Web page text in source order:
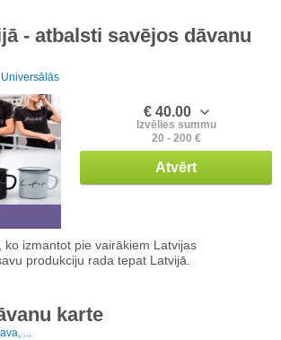
- atbalsti savējos dāvanu
Universālās
€ 40.00
Izvēlies summu
20 - 200 €
Atvērt
ko izmantot pie vairākiem Latvijas
produkciju rada tepat Latvijā.
karte
...